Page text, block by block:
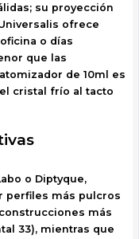
su proyección
ofrece
o días
que las
de 10ml es
cristal frío al tacto
o Diptyque,
perfiles más pulcros
más
33), mientras que